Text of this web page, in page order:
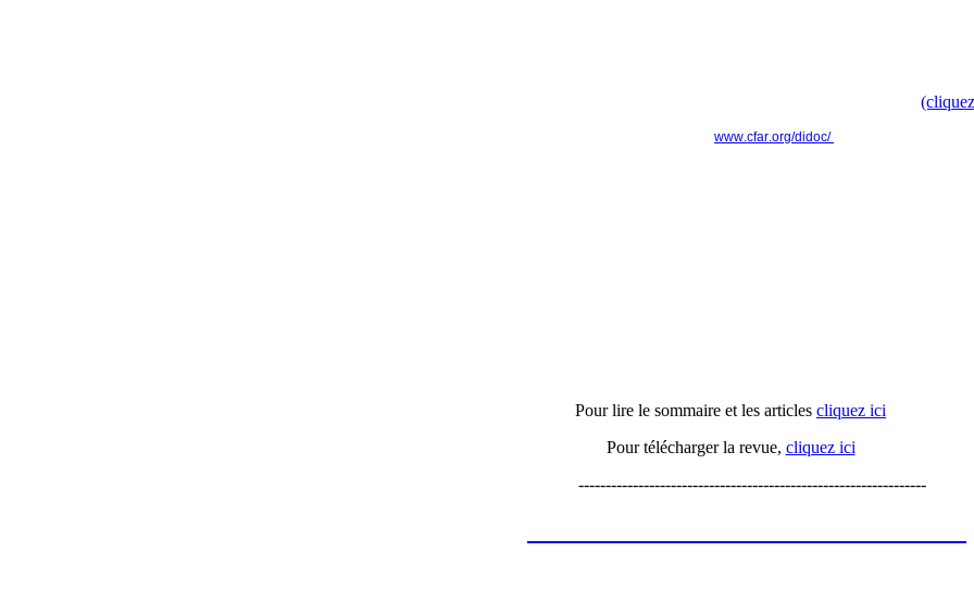
www.cfar.org/didoc/
Pour lire le sommaire et les articles cliquez ici
Pour télécharger la revue, cliquez ici
----------------------------------------------------------------